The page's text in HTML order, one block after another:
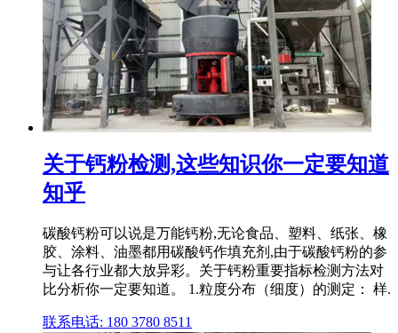
关于钙粉检测,这些知识你一定要知道
知乎
碳酸钙粉可以说是万能钙粉,无论食品、塑料、纸张、橡
胶、涂料、油墨都用碳酸钙作填充剂,由于碳酸钙粉的参
与让各行业都大放异彩。关于钙粉重要指标检测方法对
比分析你一定要知道。 1.粒度分布（细度）的测定： 样.
联系电话: 180 3780 8511